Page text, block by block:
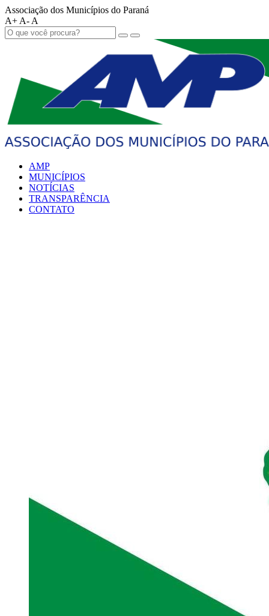
Associação dos Municípios do Paraná
A+ A- A
AMP
MUNICÍPIOS
NOTÍCIAS
TRANSPARÊNCIA
CONTATO